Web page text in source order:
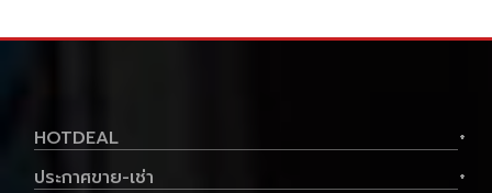
HOTDEAL +
ประกาศขาย-เช่า +